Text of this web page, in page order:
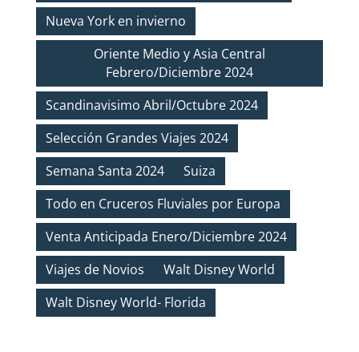
Nueva York en invierno
Oriente Medio y Asia Central
Febrero/Diciembre 2024
Scandinavisimo Abril/Octubre 2024
Selección Grandes Viajes 2024
Semana Santa 2024
Suiza
Todo en Cruceros Fluviales por Europa
Venta Anticipada Enero/Diciembre 2024
Viajes de Novios
Walt Disney World
Walt Disney World- Florida